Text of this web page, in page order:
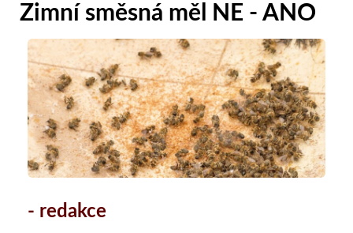
Zimní směsná měl NE - ANO
- redakce